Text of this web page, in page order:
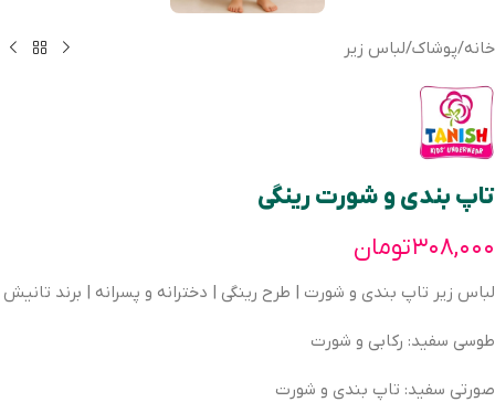
خانه/پوشاک/لباس زیر
تاپ بندی و شورت رینگی
۳۰۸,۰۰۰تومان
لباس زیر تاپ بندی و شورت | طرح رینگی | دخترانه و پسرانه | برند تانیش
طوسی سفید: رکابی و شورت
صورتی سفید: تاپ بندی و شورت